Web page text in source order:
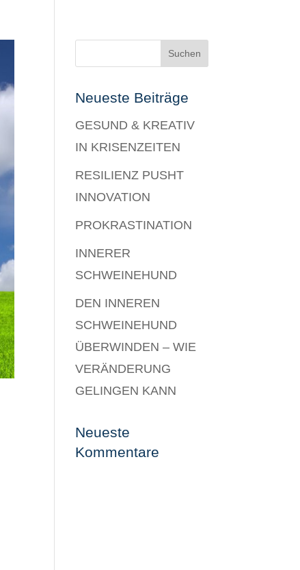
Neueste Beiträge
GESUND & KREATIV
IN KRISENZEITEN
RESILIENZ PUSHT
INNOVATION
PROKRASTINATION
INNERER
SCHWEINEHUND
DEN INNEREN
SCHWEINEHUND
ÜBERWINDEN – WIE
VERÄNDERUNG
GELINGEN KANN
Neueste
Kommentare